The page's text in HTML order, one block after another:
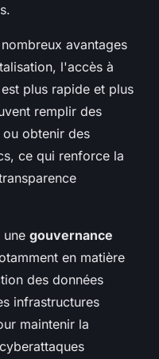
avantages
l'accès à
plus rapide et plus
remplir des
obtenir des
ce qui renforce la
une gouvernance
en matière
des données
infrastructures
maintenir la